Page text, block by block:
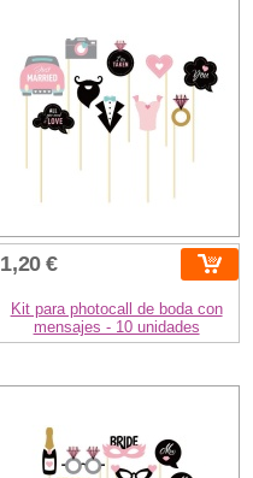
1,20 €
Kit para photocall de boda con
mensajes - 10 unidades